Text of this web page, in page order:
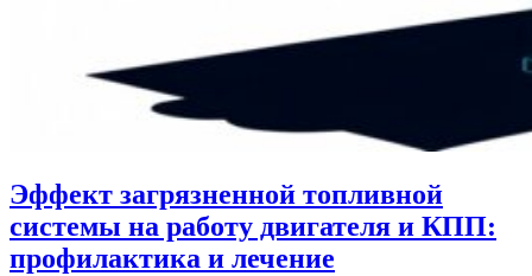
Эффект загрязненной топливной
системы на работу двигателя и КПП:
профилактика и лечение